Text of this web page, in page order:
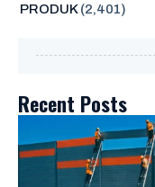
PRODUK(2,401)
Recent Posts